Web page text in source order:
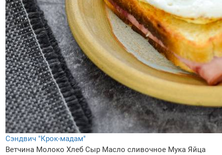
Сэндвич "Крок-мадам"
Ветчина Молоко Хлеб Сыр Масло сливочное Мука Яйца